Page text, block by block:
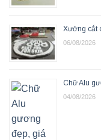
Xưởng cắt
06/08/2026
Chữ Alu
04/08/2026